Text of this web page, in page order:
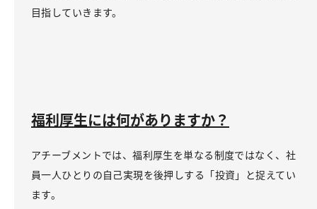
目指していきます。
福利厚生には何がありますか？
アチーブメントでは、福利厚生を単なる制度ではなく、社
員一人ひとりの自己実現を後押しする「投資」と捉えてい
ます。